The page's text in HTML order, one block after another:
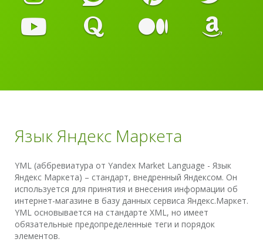
Язык Яндекс Маркета
YML (аббревиатура от Yandex Market Language - Язык
Яндекс Маркета) – стандарт, внедренный Яндексом. Он
используется для принятия и внесения информации об
интернет-магазине в базу данных сервиса Яндекс.Маркет.
YML основывается на стандарте XML, но имеет
обязательные предопределенные теги и порядок
элементов.